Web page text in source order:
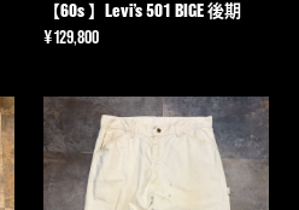
‎【60s 】Levi’s 501 BIGE 後期
¥129,800